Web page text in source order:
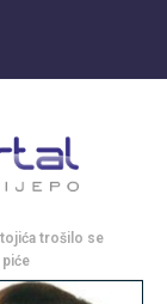
trošilo se